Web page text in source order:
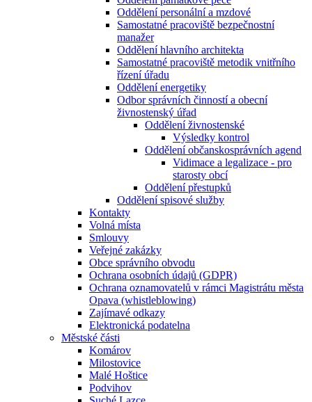
Oddělení personální a mzdové
Samostatné pracoviště bezpečnostní
manažer
Oddělení hlavního architekta
Samostatné pracoviště metodik vnitřního
řízení úřadu
Oddělení energetiky
Odbor správních činností a obecní
živnostenský úřad
Oddělení živnostenské
Výsledky kontrol
Oddělení občanskosprávních agend
Vidimace a legalizace - pro
starosty obcí
Oddělení přestupků
Oddělení spisové služby
Kontakty
Volná místa
Smlouvy
Veřejné zakázky
Obce správního obvodu
Ochrana osobních údajů (GDPR)
Ochrana oznamovatelů v rámci Magistrátu města
Opava (whistleblowing)
Zajímavé odkazy
Elektronická podatelna
Městské části
Komárov
Milostovice
Malé Hoštice
Podvihov